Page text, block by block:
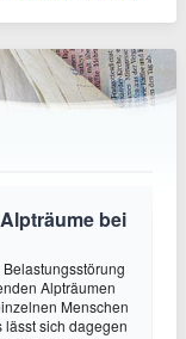
bei
Alpträumen
Menschen
lässt sich dagegen